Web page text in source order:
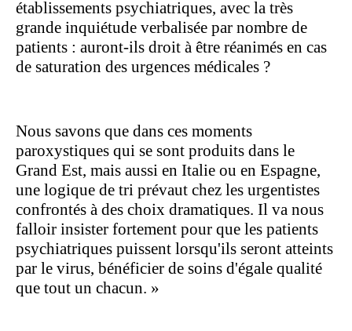
établissements psychiatriques, avec la très
grande inquiétude verbalisée par nombre de
patients : auront-ils droit à être réanimés en cas
de saturation des urgences médicales ?
Nous savons que dans ces moments
paroxystiques qui se sont produits dans le
Grand Est, mais aussi en Italie ou en Espagne,
une logique de tri prévaut chez les urgentistes
confrontés à des choix dramatiques. Il va nous
falloir insister fortement pour que les patients
psychiatriques puissent lorsqu'ils seront atteints
par le virus, bénéficier de soins d'égale qualité
que tout un chacun. »